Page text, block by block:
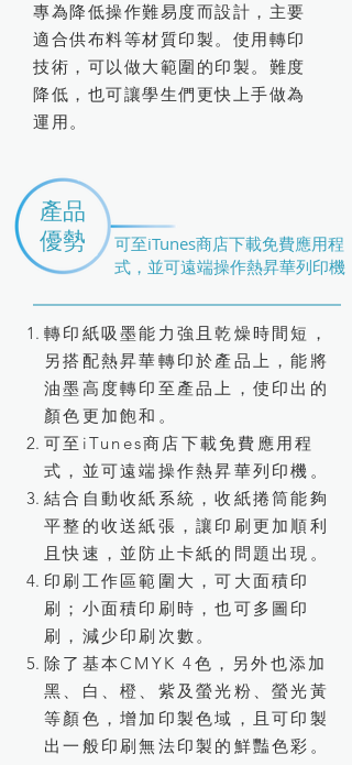
專為降低操作難易度而設計，主要
適合供布料等材質印製。使用轉印
技術，可以做大範圍的印製。難度
降低，也可讓學生們更快上手做為
運用。
可至iTunes商店下載免費應用程
式，並可遠端操作熱昇華列印機
產品
優勢
轉印紙吸墨能力強且乾燥時間短，
另搭配熱昇華轉印於產品上，能將
油墨高度轉印至產品上，使印出的
顏色更加飽和。
可至iTunes商店下載免費應用程
式，並可遠端操作熱昇華列印機。
結合自動收紙系統，收紙捲筒能夠
平整的收送紙張，讓印刷更加順利
且快速，並防止卡紙的問題出現。
印刷工作區範圍大，可大面積印
刷；小面積印刷時，也可多圖印
刷，減少印刷次數。
除了基本CMYK 4色，另外也添加
黑、白、橙、紫及螢光粉、螢光黃
等顏色，增加印製色域，且可印製
出一般印刷無法印製的鮮豔色彩。